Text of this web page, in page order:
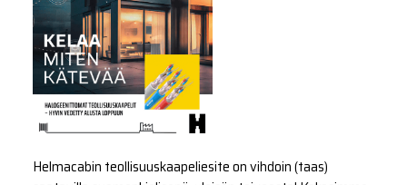
Helmacabin teollisuuskaapeliesite on vihdoin (taas)